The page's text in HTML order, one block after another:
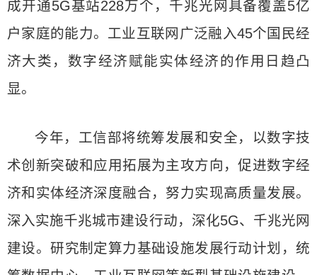
成开通5G基站228万个，千兆光网具备覆盖5亿
户家庭的能力。工业互联网广泛融入45个国民经
济大类，数字经济赋能实体经济的作用日趋凸
显。
今年，工信部将统筹发展和安全，以数字技
术创新突破和应用拓展为主攻方向，促进数字经
济和实体经济深度融合，努力实现高质量发展。
深入实施千兆城市建设行动，深化5G、千兆光网
建设。研究制定算力基础设施发展行动计划，统